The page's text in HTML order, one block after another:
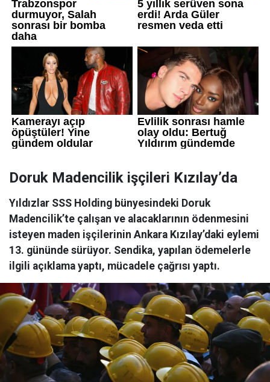
Doruk Madencilik işçileri Kızılay’da
Yıldızlar SSS Holding bünyesindeki Doruk
Madencilik’te çalışan ve alacaklarının ödenmesini
isteyen maden işçilerinin Ankara Kızılay’daki eylemi
13. gününde sürüyor. Sendika, yapılan ödemelerle
ilgili açıklama yaptı, mücadele çağrısı yaptı.